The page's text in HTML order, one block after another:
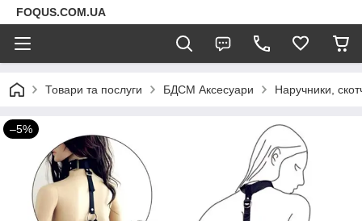
FOQUS.COM.UA
Товари та послуги БДСМ Аксесуари Наручники,
–5%